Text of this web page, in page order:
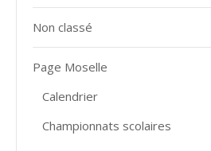
Non classé
Page Moselle
Calendrier
Championnats scolaires